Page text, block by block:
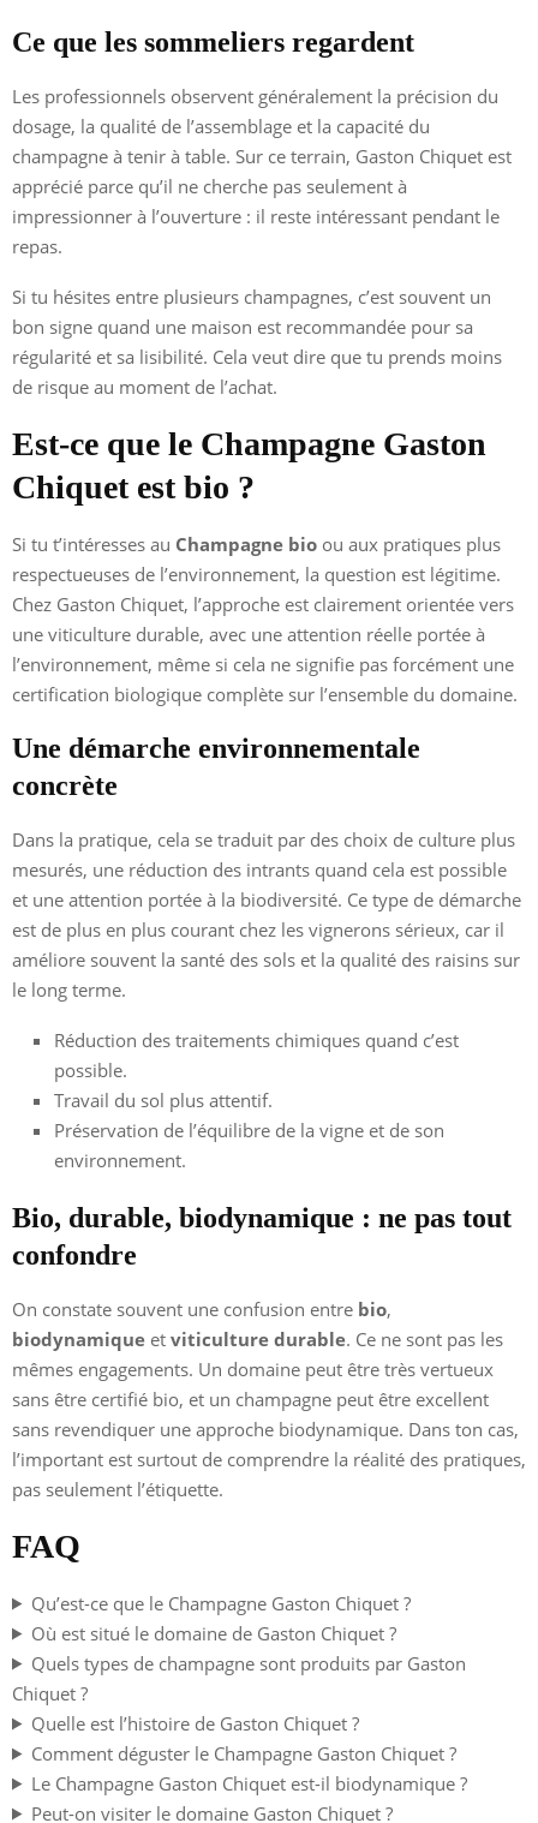
Ce que les sommeliers regardent
Les professionnels observent généralement la précision du
dosage, la qualité de l’assemblage et la capacité du
champagne à tenir à table. Sur ce terrain, Gaston Chiquet est
apprécié parce qu’il ne cherche pas seulement à
impressionner à l’ouverture : il reste intéressant pendant le
repas.
Si tu hésites entre plusieurs champagnes, c’est souvent un
bon signe quand une maison est recommandée pour sa
régularité et sa lisibilité. Cela veut dire que tu prends moins
de risque au moment de l’achat.
Est-ce que le Champagne Gaston
Chiquet est bio ?
Si tu t’intéresses au Champagne bio ou aux pratiques plus
respectueuses de l’environnement, la question est légitime.
Chez Gaston Chiquet, l’approche est clairement orientée vers
une viticulture durable, avec une attention réelle portée à
l’environnement, même si cela ne signifie pas forcément une
certification biologique complète sur l’ensemble du domaine.
Une démarche environnementale
concrète
Dans la pratique, cela se traduit par des choix de culture plus
mesurés, une réduction des intrants quand cela est possible
et une attention portée à la biodiversité. Ce type de démarche
est de plus en plus courant chez les vignerons sérieux, car il
améliore souvent la santé des sols et la qualité des raisins sur
le long terme.
Réduction des traitements chimiques quand c’est
possible.
Travail du sol plus attentif.
Préservation de l’équilibre de la vigne et de son
environnement.
Bio, durable, biodynamique : ne pas tout
confondre
On constate souvent une confusion entre bio,
biodynamique et viticulture durable. Ce ne sont pas les
mêmes engagements. Un domaine peut être très vertueux
sans être certifié bio, et un champagne peut être excellent
sans revendiquer une approche biodynamique. Dans ton cas,
l’important est surtout de comprendre la réalité des pratiques,
pas seulement l’étiquette.
FAQ
Qu’est-ce que le Champagne Gaston Chiquet ?
Où est situé le domaine de Gaston Chiquet ?
Quels types de champagne sont produits par Gaston
Chiquet ?
Quelle est l’histoire de Gaston Chiquet ?
Comment déguster le Champagne Gaston Chiquet ?
Le Champagne Gaston Chiquet est-il biodynamique ?
Peut-on visiter le domaine Gaston Chiquet ?